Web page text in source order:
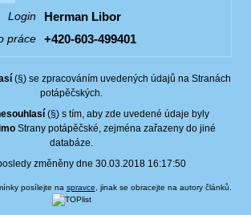
Login
Herman Libor
práce +420-603-499401
(§) se zpracováním uvedených údajů na Stranách
potápěčských.
(§) s tím, aby zde uvedené údaje byly
Strany potápěčské, zejména zařazeny do jiné
databáze.
změněny dne 30.03.2018 16:17:50
posílejte na spravce , jinak se obracejte na autory článků.